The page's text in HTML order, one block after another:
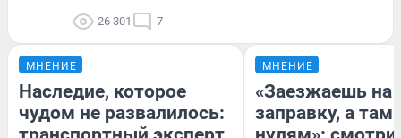
26 301 7
МНЕНИЕ
Наследие, которое
чудом не развалилось:
МНЕНИЕ
«Заезжаешь на
заправку, а там